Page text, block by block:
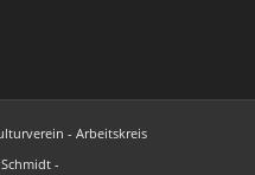
- Arbeitskreis
-